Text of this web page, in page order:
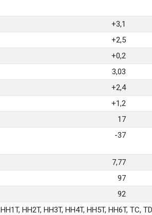
+3,1
+2,5
+0,2
3,03
+2,4
+1,2
17
-37
7,77
97
92
HH1T, HH2T, HH3T, HH4T, HH5T, HH6T, TC,